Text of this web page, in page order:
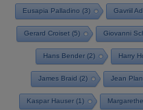
Eusapia Palladino (3) Gavriil
Gerard Croiset(5) Giovanni
Hans Bender(2) Harry
James Braid (2) Jean
Kaspar Hauser(1)